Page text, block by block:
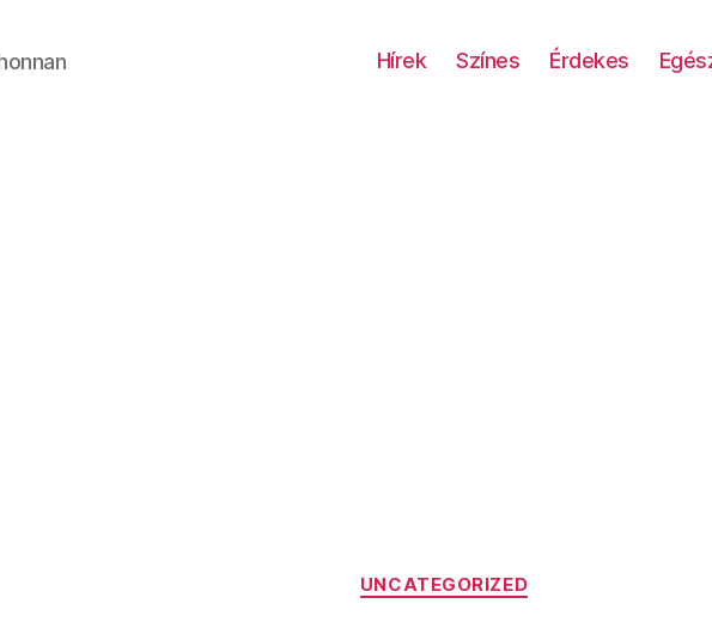
Hírek Színes Érdekes
Kategóriák
UNCATEGORIZED